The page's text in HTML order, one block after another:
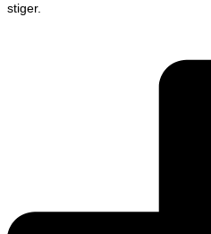
stiger.